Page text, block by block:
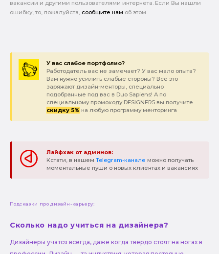
вакансии и другими пользователями интернета. Если Вы нашли
ошибку, то, пожалуйста, сообщите нам об этом.
У вас слабое портфолио?
Работодатель вас не замечает? У вас мало опыта?
Вам нужно усилить слабые стороны? Все это
заряжают дизайн-менторы, специально
подобранные под вас в Duo Sapiens! А по
специальному промокоду DESIGNER5 вы получите
скидку 5% на любую программу менторинга
Лайфхак от админов:
Кстати, в нашем Telegram-канале можно получать
моментальные пуши о новых клиентах и вакансиях
Подсказки про дизайн-карьеру:
Сколько надо учиться на дизайнера?
Дизайнеры учатся всегда, даже когда твердо стоят на ногах в